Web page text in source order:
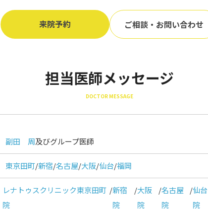
名古屋
仙台
来院予約 ご相談・お問い合わせ
担当医師メッセージ
DOCTOR MESSAGE
副田 周及びグループ医師
東京田町/新宿/名古屋/大阪/仙台/福岡
レナトゥスクリニック東京田町
院
/新宿
院
/大阪
院
/名古屋
院
/仙台
院